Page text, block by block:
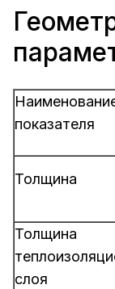
показателя
Толщина
Толщина
слоя